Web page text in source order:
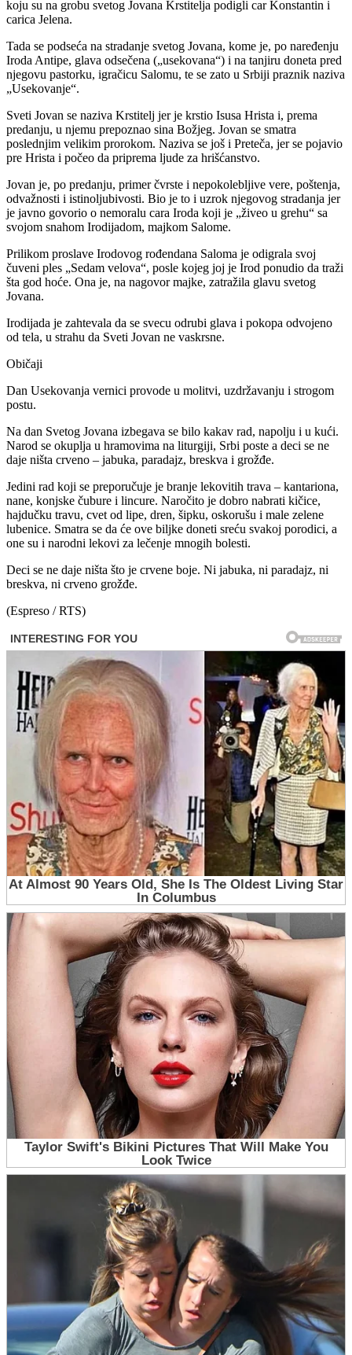
koju su na grobu svetog Jovana Krstitelja podigli car Konstantin i
carica Jelena.
Tada se podseća na stradanje svetog Jovana, kome je, po naređenju
Iroda Antipe, glava odsečena („usekovana“) i na tanjiru doneta pred
njegovu pastorku, igračicu Salomu, te se zato u Srbiji praznik naziva
„Usekovanje“.
Sveti Jovan se naziva Krstitelj jer je krstio Isusa Hrista i, prema
predanju, u njemu prepoznao sina Božjeg. Jovan se smatra
poslednjim velikim prorokom. Naziva se još i Preteča, jer se pojavio
pre Hrista i počeo da priprema ljude za hrišćanstvo.
Jovan je, po predanju, primer čvrste i nepokolebljive vere, poštenja,
odvažnosti i istinoljubivosti. Bio je to i uzrok njegovog stradanja jer
je javno govorio o nemoralu cara Iroda koji je „živeo u grehu“ sa
svojom snahom Irodijadom, majkom Salome.
Prilikom proslave Irodovog rođendana Saloma je odigrala svoj
čuveni ples „Sedam velova“, posle kojeg joj je Irod ponudio da traži
šta god hoće. Ona je, na nagovor majke, zatražila glavu svetog
Jovana.
Irodijada je zahtevala da se svecu odrubi glava i pokopa odvojeno
od tela, u strahu da Sveti Jovan ne vaskrsne.
Običaji
Dan Usekovanja vernici provode u molitvi, uzdržavanju i strogom
postu.
Na dan Svetog Jovana izbegava se bilo kakav rad, napolju i u kući.
Narod se okuplja u hramovima na liturgiji, Srbi poste a deci se ne
daje ništa crveno – jabuka, paradajz, breskva i grožđe.
Jedini rad koji se preporučuje je branje lekovitih trava – kantariona,
nane, konjske čubure i lincure. Naročito je dobro nabrati kičice,
hajdučku travu, cvet od lipe, dren, šipku, oskorušu i male zelene
lubenice. Smatra se da će ove biljke doneti sreću svakoj porodici, a
one su i narodni lekovi za lečenje mnogih bolesti.
Deci se ne daje ništa što je crvene boje. Ni jabuka, ni paradajz, ni
breskva, ni crveno grožđe.
(Espreso / RTS)